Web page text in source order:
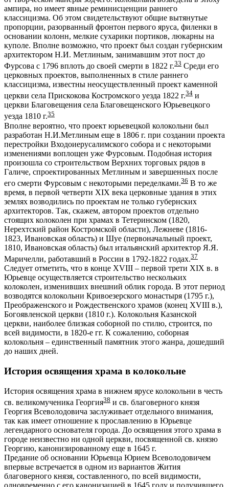
ампира, но имеет явные реминисценции раннего
классицизма. Об этом свидетельствуют общие вытянутые
пропорции, разорванный фронтон первого яруса, филенки в
основании колонн, мелкие сухарики портиков, люкарны на
куполе. Вполне возможно, что проект был создан губернским
архитектором Н.И. Метлиным, занимавшим этот пост до
Фурсова с 1796 вплоть до своей смерти в 1822 г.33 Среди его
церковных проектов, выполненных в стиле раннего
классицизма, известны неосуществленный проект каменной
церкви села Прискокова Костромского уезда 1822 г.34 и
церкви Благовещения села Благовещенского Юрьевецкого
уезда 1810 г.35
Вполне вероятно, что проект юрьевецкой колокольни был
разработан Н.И.Метлиным еще в 1806 г. при создании проекта
перестройки Входоиерусалимского собора и с некоторыми
изменениями воплощен уже Фурсовым. Подобная история
произошла со строительством Верхних торговых рядов в
Галиче, спроектированных Метлиным и завершенных после
его смерти Фурсовым с некоторыми переделками.36 В то же
время, в первой четверти XIX века церковные здания в этих
землях возводились по проектам не только губернских
архитекторов. Так, скажем, автором проектов отдельно
стоящих колоколен при храмах в Тетеринском (1820,
Нерехтский район Костромской области), Лежневе (1816-
1823, Ивановская область) и Шуе (первоначальный проект,
1810, Ивановская область) был итальянский архитектор Я.Я.
Маричелли, работавший в России в 1792-1822 годах.37
Следует отметить, что в конце XVIII – первой трети XIX в. в
Юрьевце осуществляется строительство нескольких
колоколен, изменивших внешний облик города. В этот период
возводятся колокольни Кривоезерского монастыря (1795 г.),
Преображенского и Рождественского храмов (конец XVIII в.),
Богоявленской церкви (1810 г.). Колокольня Казанской
церкви, наиболее близкая соборной по стилю, строится, по
всей видимости, в 1820-е гг. К сожалению, соборная
колокольня – единственный памятник этого жанра, дошедший
до наших дней.
История освящения храма в колокольне
История освящения храма в нижнем ярусе колокольни в честь
св. великомученика Георгия38 и св. благоверного князя
Георгия Всеволодовича заслуживает отдельного внимания,
так как имеет отношение к прославлению в Юрьевце
легендарного основателя города. До освящения этого храма в
городе неизвестно ни одной церкви, посвященной св. князю
Георгию, канонизированному еще в 1645 г.
Предание об основании Юрьевца Юрием Всеволодовичем
впервые встречается в одном из вариантов Жития
благоверного князя, составленного, по всей видимости,
одновременно с его канонизацией в 1645 году и получившего